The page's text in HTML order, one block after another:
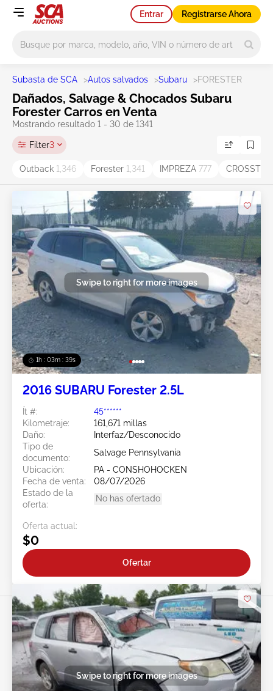
Entrar Registrarse Ahora
Subasta de SCA >Autos salvados >Subaru >FORESTER
Dañados, Salvage & Chocados Subaru
Forester Carros en Venta
Mostrando resultado 1 - 30 de 1341
Filter3
Outback 1,346 Forester 1,341 IMPREZA 777
1h : 03m : 37s
Swipe to right for more images
2016 SUBARU Forester 2.5L
Ít #:
45******
Kilometraje:
161,671 millas
Daño:
Interfaz/Desconocido
Tipo de
documento:
Salvage Pennsylvania
Ubicación:
PA - CONSHOHOCKEN
Fecha de venta:
08/07/2026
Estado de la
oferta:
No has ofertado
Oferta actual:
$0
Ofertar
Swipe to right for more images